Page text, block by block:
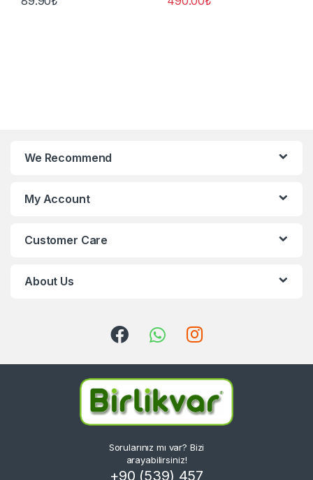
We Recommend
My Account
Customer Care
About Us
Sorularınız mı var? Bizi
arayabilirsiniz!
+90 (539) 457